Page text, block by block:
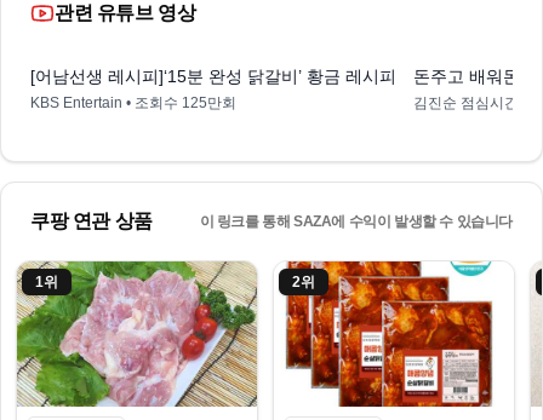
관련 유튜브 영상
[어남선생 레시피]‘15분 완성 닭갈비’ 황금 레시피★ 콘치즈까지
KBS Entertain • 조회수 125만회
돈주고 배워돈
김진순 점심시간
쿠팡 연관 상품 이 링크를 통해 SAZA에 수익이 발생할 수 있습니다
1위 2위